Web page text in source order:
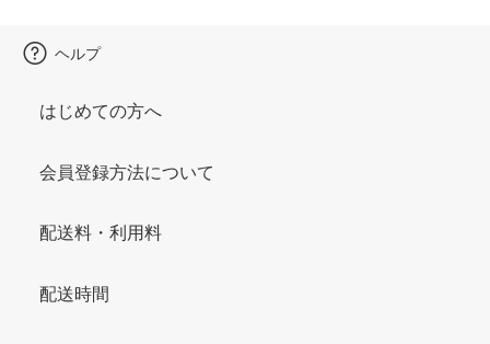
ヘルプ
はじめての方へ
会員登録方法について
配送料・利用料
配送時間